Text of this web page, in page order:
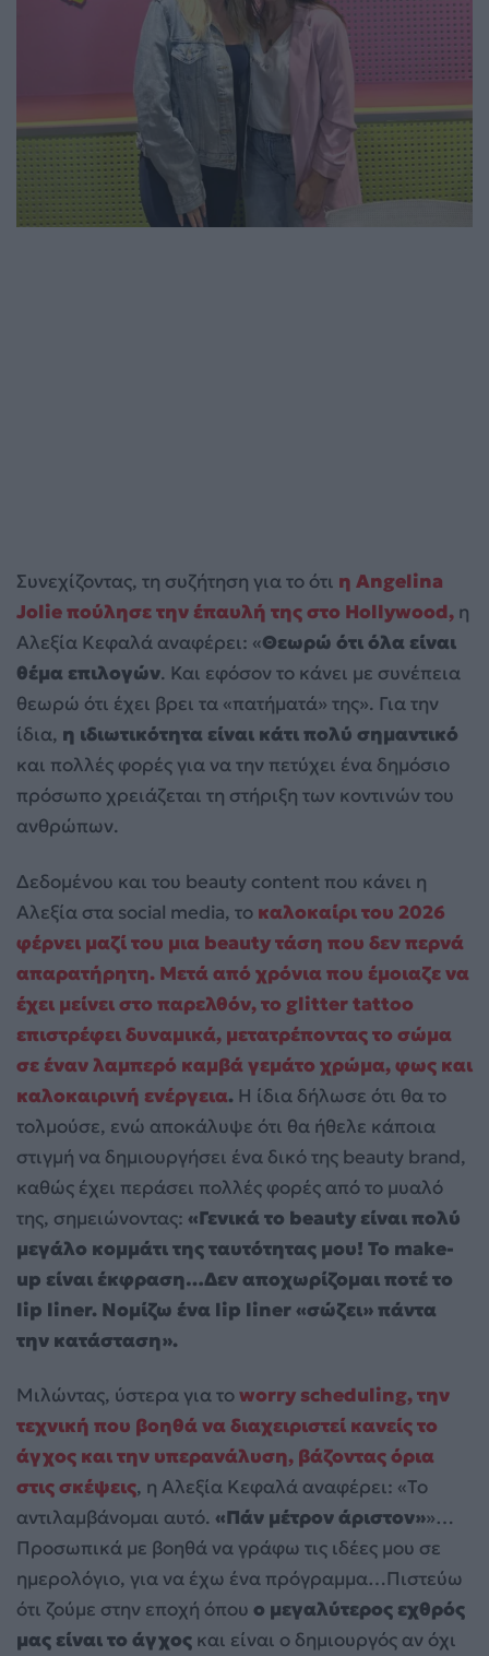
Συνεχίζοντας, τη συζήτηση για το ότι η Angelina
Jolie πούλησε την έπαυλή της στο Hollywood, η
Αλεξία Κεφαλά αναφέρει: «Θεωρώ ότι όλα είναι
θέμα επιλογών. Και εφόσον το κάνει με συνέπεια
θεωρώ ότι έχει βρει τα «πατήματά» της». Για την
ίδια, η ιδιωτικότητα είναι κάτι πολύ σημαντικό
και πολλές φορές για να την πετύχει ένα δημόσιο
πρόσωπο χρειάζεται τη στήριξη των κοντινών του
ανθρώπων.
Δεδομένου και του beauty content που κάνει η
Αλεξία στα social media, το καλοκαίρι του 2026
φέρνει μαζί του μια beauty τάση που δεν περνά
απαρατήρητη. Μετά από χρόνια που έμοιαζε να
έχει μείνει στο παρελθόν, το glitter tattoo
επιστρέφει δυναμικά, μετατρέποντας το σώμα
σε έναν λαμπερό καμβά γεμάτο χρώμα, φως και
καλοκαιρινή ενέργεια. Η ίδια δήλωσε ότι θα το
τολμούσε, ενώ αποκάλυψε ότι θα ήθελε κάποια
στιγμή να δημιουργήσει ένα δικό της beauty brand,
καθώς έχει περάσει πολλές φορές από το μυαλό
της, σημειώνοντας: «Γενικά το beauty είναι πολύ
μεγάλο κομμάτι της ταυτότητας μου! Το make-
up είναι έκφραση…Δεν αποχωρίζομαι ποτέ το
lip liner. Νομίζω ένα lip liner «σώζει» πάντα
την κατάσταση».
Μιλώντας, ύστερα για τοworry scheduling, την
τεχνική που βοηθά να διαχειριστεί κανείς το
άγχος και την υπερανάλυση, βάζοντας όρια
στις σκέψεις, η Αλεξία Κεφαλά αναφέρει: «Το
αντιλαμβάνομαι αυτό. «Πάν μέτρον άριστον»»…
Προσωπικά με βοηθά να γράφω τις ιδέες μου σε
ημερολόγιο, για να έχω ένα πρόγραμμα…Πιστεύω
ότι ζούμε στην εποχή όπου ο μεγαλύτερος εχθρός
μας είναι το άγχος και είναι ο δημιουργός αν όχι